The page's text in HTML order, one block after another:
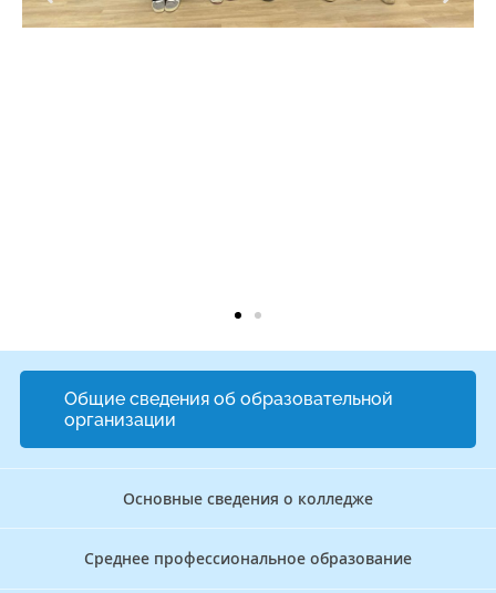
Общие сведения об образовательной
организации
Основные сведения о колледже
Среднее профессиональное образование